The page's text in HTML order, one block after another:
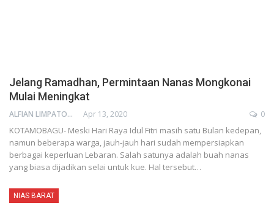
Jelang Ramadhan, Permintaan Nanas Mongkonai
Mulai Meningkat
ALFIAN LIMPATON Apr 13, 2020 0
KOTAMOBAGU- Meski Hari Raya Idul Fitri masih satu Bulan kedepan,
namun beberapa warga, jauh-jauh hari sudah mempersiapkan
berbagai keperluan Lebaran. Salah satunya adalah buah nanas
yang biasa dijadikan selai untuk kue. Hal tersebut…
NIAS BARAT